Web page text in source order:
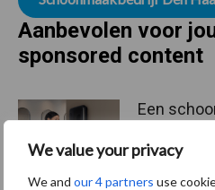
We value your privacy
We and our 4 partners use
Aanbevolen voor
sponsored content
​Een